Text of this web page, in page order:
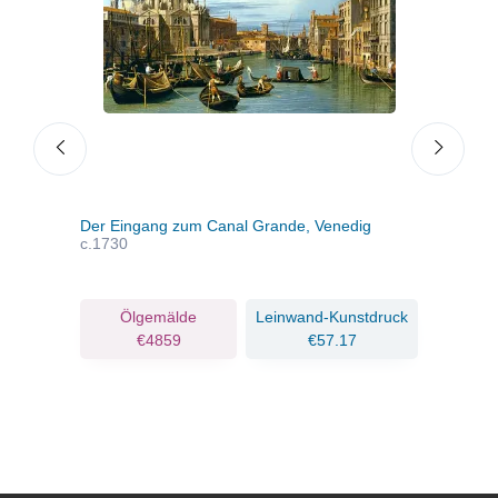
Der Eingang zum Canal Grande, Venedig
c.1730
Ölgemälde
€4859
Leinwand-Kunstdruck
€57.17